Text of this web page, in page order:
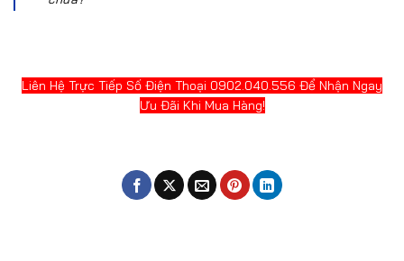
Liên Hệ Trực Tiếp Số Điện Thoại 0902.040.556 Để Nhận Ngay
Ưu Đãi Khi Mua Hàng!